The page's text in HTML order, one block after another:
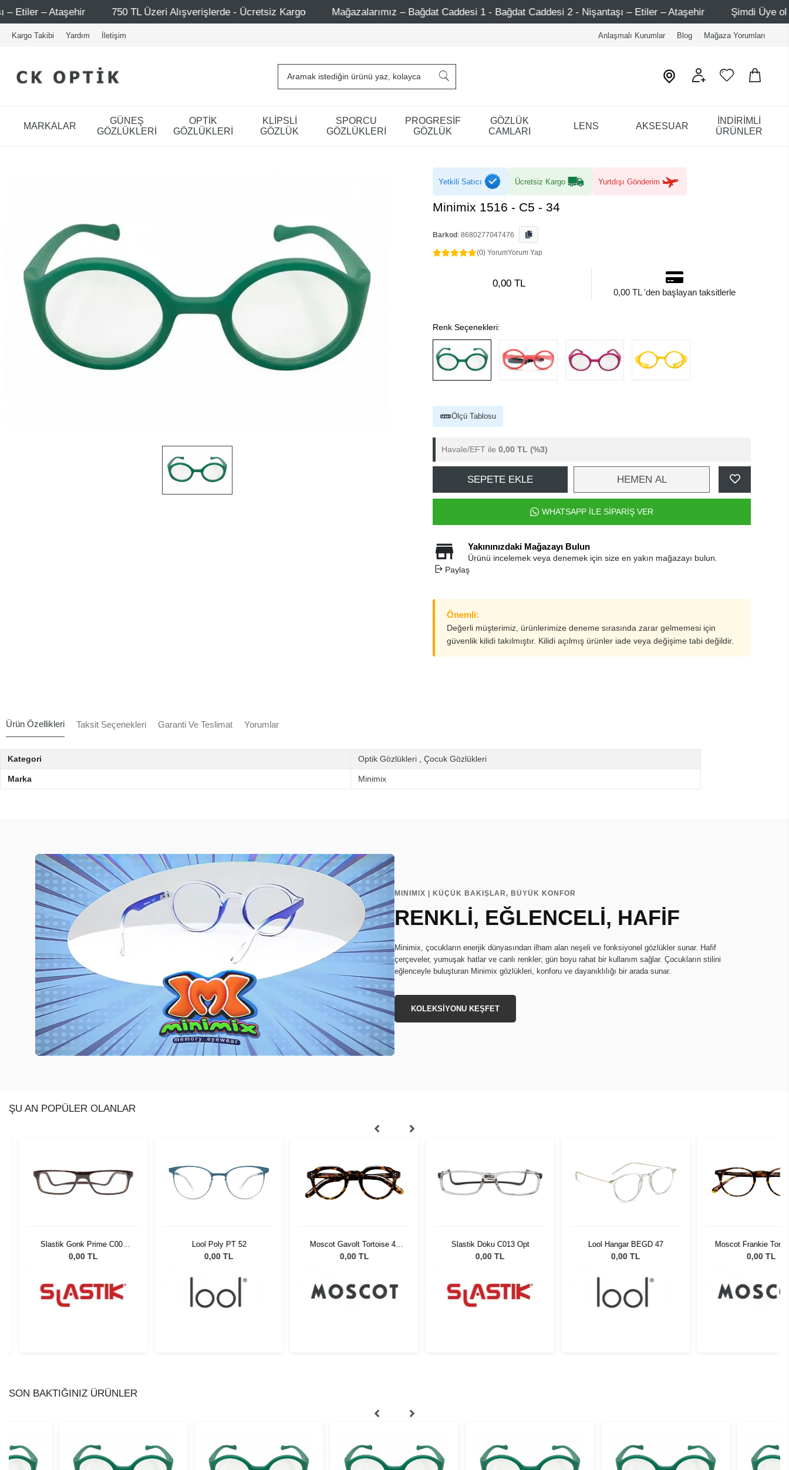
750 TL Üzeri Alışverişlerde - Ücretsiz Kargo Mağazalarımız – Bağdat Caddesi 1 - Bağdat Caddesi 2 - Nişantaşı – Etiler – Ataşehir Şimdi Üye ol ! 5000 TL üzeri
Kargo Takibi Yardım İletişim Anlaşmalı Kurumlar Blog Mağaza Yorumları
MARKALAR
GÜNEŞ
GÖZLÜKLERİ
OPTİK
GÖZLÜKLERİ
KLİPSLİ
GÖZLÜK
SPORCU
GÖZLÜKLERİ
PROGRESİF
GÖZLÜK
GÖZLÜK
CAMLARI
LENS AKSESUAR
İNDİRİMLİ
ÜRÜNLER
Yetkili Satıcı Ücretsiz Kargo Yurtdışı Gönderim
Minimix 1516 - C5 - 34
Barkod : 8680277047476
(0) YorumYorum Yap
0,00 TL
0,00 TL 'den başlayan taksitlerle
Renk Seçenekleri:
Ölçü Tablosu
Havale/EFT ile 0,00 TL (%3)
SEPETE EKLE HEMEN AL
WHATSAPP İLE SİPARİŞ VER
Yakınınızdaki Mağazayı Bulun
Ürünü incelemek veya denemek için size en yakın mağazayı bulun.
Paylaş
Önemli:
Değerli müşterimiz, ürünlerimize deneme sırasında zarar gelmemesi için
güvenlik kilidi takılmıştır. Kilidi açılmış ürünler iade veya değişime tabi değildir.
Ürün Özellikleri Taksit Seçenekleri Garanti Ve Teslimat Yorumlar
Kategori Optik Gözlükleri Çocuk Gözlükleri
Marka Minimix
MINIMIX | KÜÇÜK BAKIŞLAR, BÜYÜK KONFOR
RENKLİ, EĞLENCELİ, HAFİF
Minimix, çocukların enerjik dünyasından ilham alan neşeli ve fonksiyonel gözlükler sunar. Hafif
çerçeveler, yumuşak hatlar ve canlı renkler; gün boyu rahat bir kullanım sağlar. Çocukların stilini
eğlenceyle buluşturan Minimix gözlükleri, konforu ve dayanıklılığı bir arada sunar.
KOLEKSİYONU KEŞFET
ŞU AN POPÜLER OLANLAR
Lool Poly PT 52
Moscot Gavolt Tortoise 45
Slastik Doku C013 Opt Lool Hangar BEGD 47
Moscot Frankie Tortoise 48
Slastik
SON BAKTIĞINIZ ÜRÜNLER